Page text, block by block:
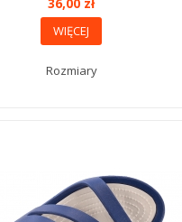
WIĘCEJ
Rozmiary